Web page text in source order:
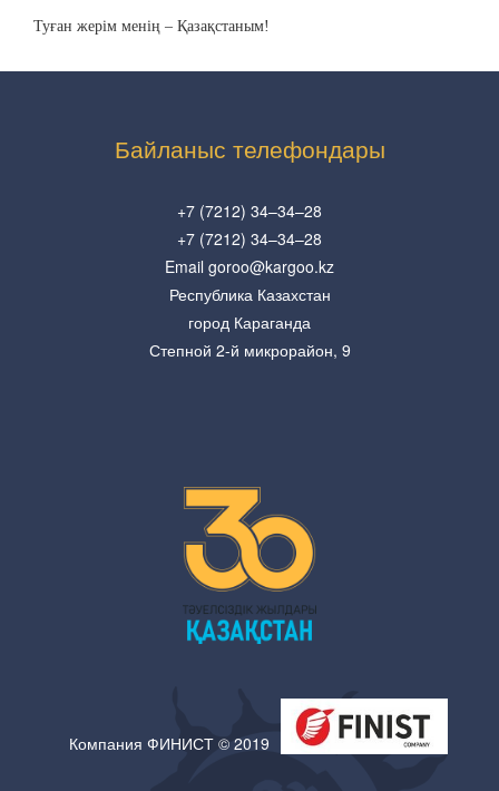
Туған жерім менің – Қазақстаным!
Байланыс телефондары
+7 (7212) 34–34–28
+7 (7212) 34–34–28
Email goroo@kargoo.kz
Республика Казахстан
город Караганда
Степной 2-й микрорайон, 9
Компания ФИНИСТ © 2019